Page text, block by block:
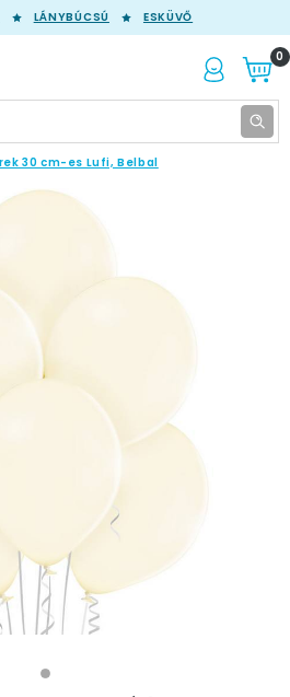
LÁNYBÚCSÚ ESKÜVŐ
0
30 cm-es Lufi, Belbal